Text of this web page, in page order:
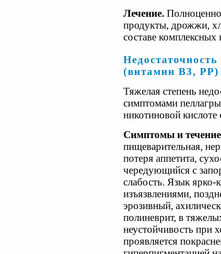
Лечение.
продукты, дрожжи,
составе
(витамин В3, РР)
Тяжелая степень
симптомами
никотиновой кислоте
Симптомы и
пищеварительная,
потеря аппетита,
чередующийся с
слабость. Язык
изъязвлениями,
эрозивный,
полиневрит, в
неустойчивость при
проявляется